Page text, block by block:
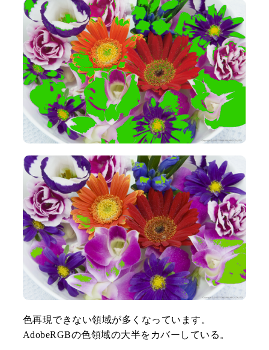
色再現できない領域が多くなっています。
AdobeRGBの色領域の大半をカバーしている。